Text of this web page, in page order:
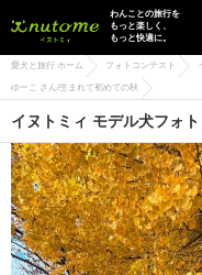
イヌトミィ
わんことの旅行を
もっと楽しく、
もっと快適に。
愛犬と旅行 ホーム フォトコンテスト
ゆーこ さん/生まれて初めての秋
イヌトミィ モデル犬フォ